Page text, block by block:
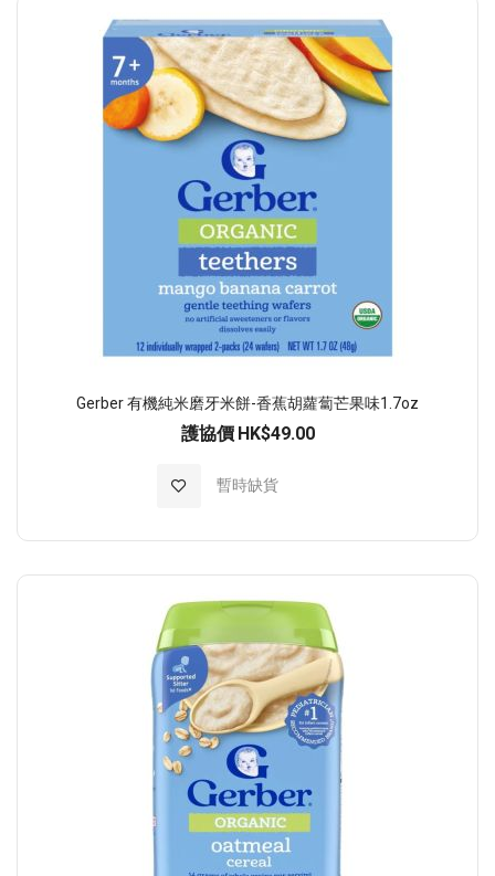
Gerber 有機純米磨牙米餅-香蕉胡蘿蔔芒果味1.7oz
護協價 HK$49.00
暫時缺貨
加入至願望清單